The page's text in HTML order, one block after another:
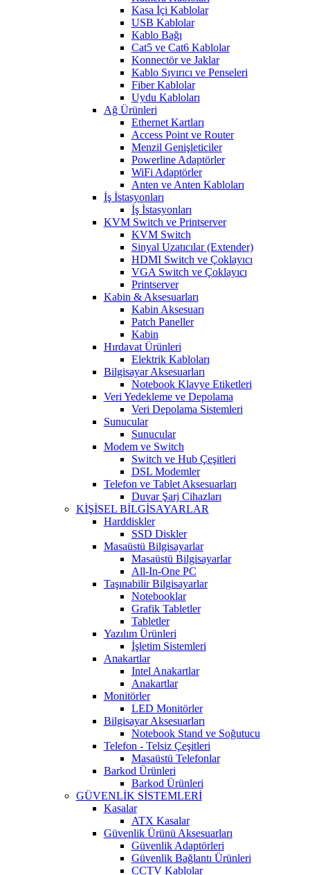
Kasa İçi Kablolar
USB Kablolar
Kablo Bağı
Cat5 ve Cat6 Kablolar
Konnectör ve Jaklar
Kablo Sıyırıcı ve Penseleri
Fiber Kablolar
Uydu Kabloları
Ağ Ürünleri
Ethernet Kartları
Access Point ve Router
Menzil Genişleticiler
Powerline Adaptörler
WiFi Adaptörler
Anten ve Anten Kabloları
İş İstasyonları
İş İstasyonları
KVM Switch ve Printserver
KVM Switch
Sinyal Uzatıcılar (Extender)
HDMI Switch ve Çoklayıcı
VGA Switch ve Çoklayıcı
Printserver
Kabin & Aksesuarları
Kabin Aksesuarı
Patch Paneller
Kabin
Hırdavat Ürünleri
Elektrik Kabloları
Bilgisayar Aksesuarları
Notebook Klavye Etiketleri
Veri Yedekleme ve Depolama
Veri Depolama Sistemleri
Sunucular
Sunucular
Modem ve Switch
Switch ve Hub Çeşitleri
DSL Modemler
Telefon ve Tablet Aksesuarları
Duvar Şarj Cihazları
KİŞİSEL BİLGİSAYARLAR
Harddiskler
SSD Diskler
Masaüstü Bilgisayarlar
Masaüstü Bilgisayarlar
All-In-One PC
Taşınabilir Bilgisayarlar
Notebooklar
Grafik Tabletler
Tabletler
Yazılım Ürünleri
İşletim Sistemleri
Anakartlar
Intel Anakartlar
Anakartlar
Monitörler
LED Monitörler
Bilgisayar Aksesuarları
Notebook Stand ve Soğutucu
Telefon - Telsiz Çeşitleri
Masaüstü Telefonlar
Barkod Ürünleri
Barkod Ürünleri
GÜVENLİK SİSTEMLERİ
Kasalar
ATX Kasalar
Güvenlik Ürünü Aksesuarları
Güvenlik Adaptörleri
Güvenlik Bağlantı Ürünleri
CCTV Kablolar